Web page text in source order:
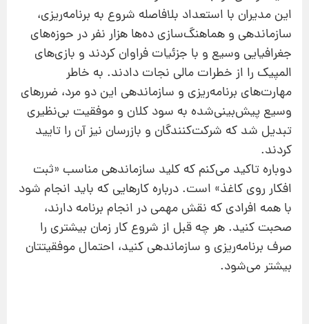
این مدیران با استعداد بلافاصله شروع به برنامه‌ریزی،
سازماندهی و هماهنگ‌سازی ده‌‌ها هزار نفر در حوزه‌های
جغرافیایی وسیع و با جزئیات فراوان کردند و بازی‌های
المپیک را از خطرات مالی نجات دادند. به خاطر
مهارت‌‌های برنامه‌ریزی و سازماندهی این دو مرد، ضررهای
وسیع پیش‌بینی‌شده به سود کلان و موفقیت بی‌نظیری
تبدیل شد که شرکت‌کنندگان و بازرسان نیز آن را تایید
کردند.
دوباره تاکید می‌کنم که کلید سازماندهی مناسب «ثبت
افکار روی کاغذ» است. درباره کارهایی که باید انجام شود
با همه افرادی که نقش مهمی در انجام برنامه دارند،
صحبت کنید. هر چه قبل از شروع کار زمان بیشتری را
صرف برنامه‌ریزی و سازماندهی کنید، احتمال موفقیتتان
بیشتر می‌شود.